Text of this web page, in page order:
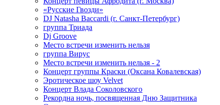
«Русские Гвозди»
DJ Natasha Baccardi (г. Санкт-Петербург)
группа Триада
Dj Groove
Место встречи изменить нельзя
группа Вирус
Место встречи изменить нельзя - 2
Концерт группы Краски (Оксана Ковалевская)
Эротическое шоу Velvet
Концерт Влада Соколовского
Рекордна ночь, посвященная Дню Защитника